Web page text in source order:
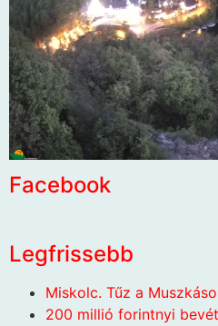
Facebook
Legfrissebb
Miskolc. Tűz a
200 millió forintnyi